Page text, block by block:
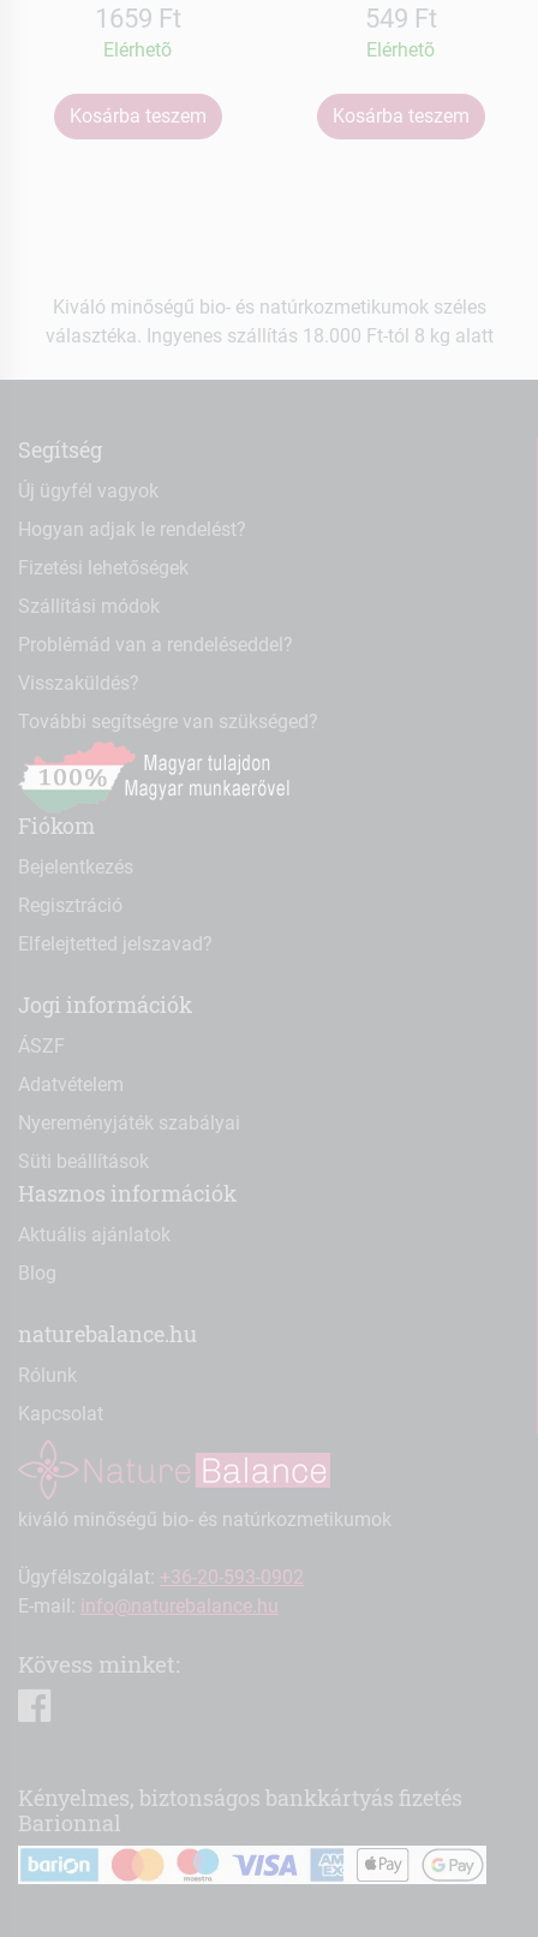
1659 Ft
Elérhetõ
Kosárba teszem
549 Ft
Elérhetõ
Kosárba teszem
Kiváló minőségű bio- és natúrkozmetikumok széles
választéka. Ingyenes szállítás 18.000 Ft-tól 8 kg alatt
Segítség
Új ügyfél vagyok
Hogyan adjak le rendelést?
Fizetési lehetőségek
Szállítási módok
Problémád van a rendeléseddel?
Visszaküldés?
További segítségre van szükséged?
Fiókom
Bejelentkezés
Regisztráció
Elfelejtetted jelszavad?
Jogi információk
ÁSZF
Adatvételem
Nyereményjáték szabályai
Süti beállítások
Hasznos információk
Aktuális ajánlatok
Blog
naturebalance.hu
Rólunk
Kapcsolat
kiváló minőségű bio- és natúrkozmetikumok
Ügyfélszolgálat: +36-20-593-0902
E-mail: info@naturebalance.hu
Kövess minket:
Kényelmes, biztonságos bankkártyás fizetés
Barionnal